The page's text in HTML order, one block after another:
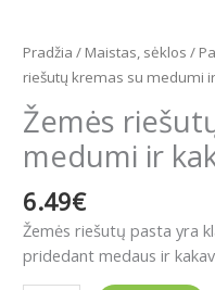
Pradžia / Maistas, sėklos /
riešutų kremas su medumi
Žemės
medumi ir
6.49€
Žemės riešutų pasta yra
pridedant medaus ir